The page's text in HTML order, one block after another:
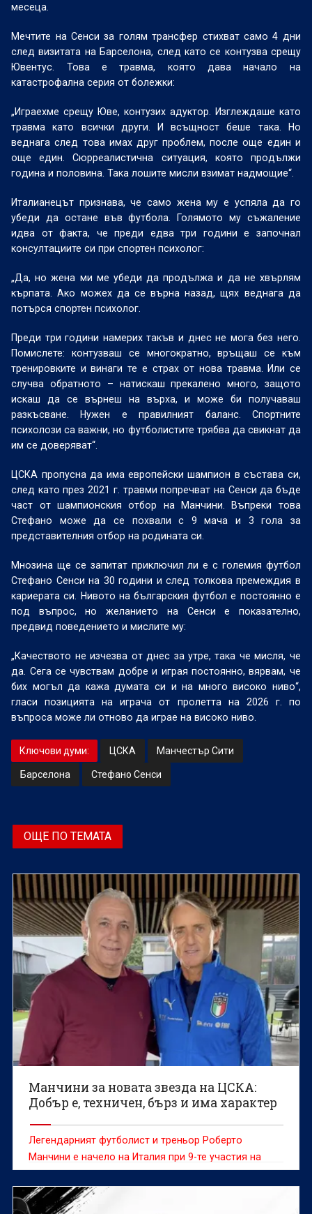
месеца.
Мечтите на Сенси за голям трансфер стихват само 4 дни
след визитата на Барселона, след като се контузва срещу
Ювентус. Това е травма, която дава начало на
катастрофална серия от болежки:
„Играехме срещу Юве, контузих адуктор. Изглеждаше като
травма като всички други. И всъщност беше така. Но
веднага след това имах друг проблем, после още един и
още един. Сюрреалистична ситуация, която продължи
година и половина. Така лошите мисли взимат надмощие“.
Италианецът признава, че само жена му е успяла да го
убеди да остане във футбола. Голямото му съжаление
идва от факта, че преди едва три години е започнал
консултациите си при спортен психолог:
„Да, но жена ми ме убеди да продължа и да не хвърлям
кърпата. Ако можех да се върна назад, щях веднага да
потърся спортен психолог.
Преди три години намерих такъв и днес не мога без него.
Помислете: контузваш се многократно, връщаш се към
тренировките и винаги те е страх от нова травма. Или се
случва обратното – натискаш прекалено много, защото
искаш да се върнеш на върха, и може би получаваш
разкъсване. Нужен е правилният баланс. Спортните
психолози са важни, но футболистите трябва да свикнат да
им се доверяват“.
ЦСКА пропусна да има европейски шампион в състава си,
след като през 2021 г. травми попречват на Сенси да бъде
част от шампионския отбор на Манчини. Въпреки това
Стефано може да се похвали с 9 мача и 3 гола за
представителния отбор на родината си.
Мнозина ще се запитат приключил ли е с големия футбол
Стефано Сенси на 30 години и след толкова премеждия в
кариерата си. Нивото на българския футбол е постоянно е
под въпрос, но желанието на Сенси е показателно,
предвид поведението и мислите му:
„Качеството не изчезва от днес за утре, така че мисля, че
да. Сега се чувствам добре и играя постоянно, вярвам, че
бих могъл да кажа думата си и на много високо ниво“,
гласи позицията на играча от пролетта на 2026 г. по
въпроса може ли отново да играе на високо ниво.
Ключови думи: ЦСКА Манчестър Сити
Барселона Стефано Сенси
ОЩЕ ПО ТЕМАТА
Манчини за новата звезда на ЦСКА:
Добър е, техничен, бърз и има характер
Легендарният футболист и треньор Роберто
Манчини е начело на Италия при 9-те участия на
Стефано Сенси за националния отбор в периода
2018-2022 г.